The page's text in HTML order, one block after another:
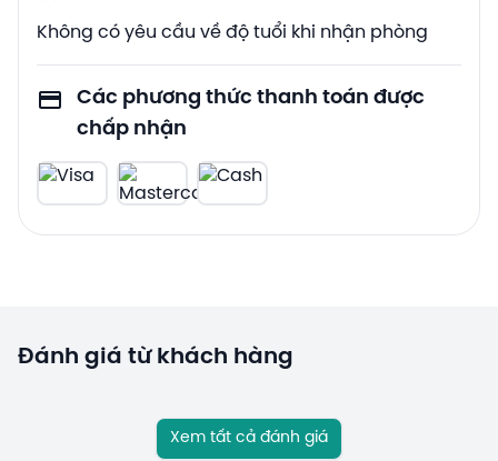
Không có yêu cầu về độ tuổi khi nhận phòng
Các phương thức thanh toán được
chấp nhận
Đánh giá từ khách hàng
Xem tất cả đánh giá